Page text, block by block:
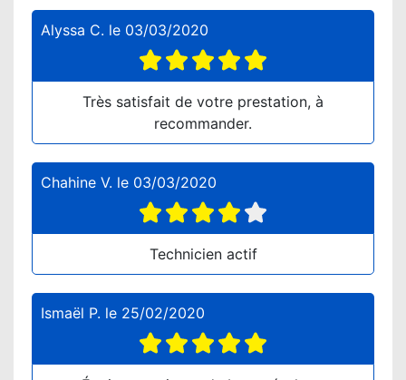
Alyssa C. le 03/03/2020
Très satisfait de votre prestation, à
recommander.
Chahine V. le 03/03/2020
Technicien actif
Ismaël P. le 25/02/2020